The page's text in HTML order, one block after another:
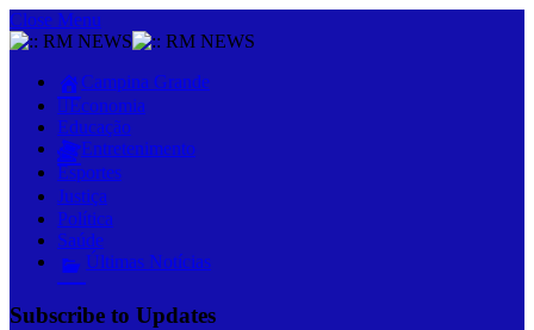
Close Menu
Campina Grande
Economia
Educação
Entretenimento
Esportes
Justiça
Política
Saúde
Últimas Notícias
Subscribe to Updates